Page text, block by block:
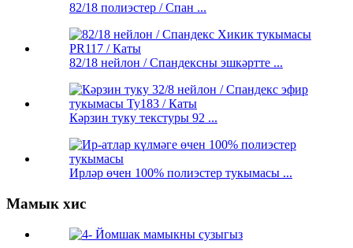
82/18 полиэстер / Спан ...
82/18 нейлон / Спандексны эшкәртте ...
Кәрзин туку текстуры 92 ...
Ирләр өчен 100% полиэстер тукымасы ...
Мамык хис